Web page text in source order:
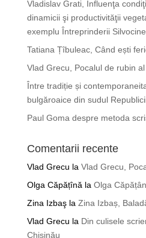
Vladislav Grati, Influenţa
dinamicii şi productivităţii
exemplu Întreprinderii
Tatiana Țîbuleac, Când ești
Vlad Grecu, Pocalul de rubin
Între tradiție și
bulgăroaice din sudul
Paul Goma despre metoda
Comentarii recente
Vlad Grecu la Vlad Grecu,
Olga Căpățînă la Olga
Zina Izbaşla Zina Izbaș,
Vlad Grecu la Din culisele
Chișinău